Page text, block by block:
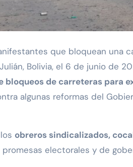
que bloquean una
Bolivia, el 6 de junio de
bloqueos de carreteras para
algunas reformas del
obreros sindicalizados,
electorales y de